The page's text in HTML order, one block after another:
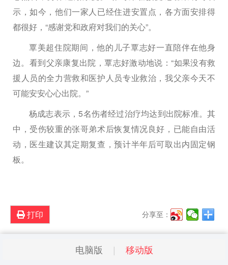
示，如今，他们一家人已经住进安置点，各方面安排得
都很好，“感谢党和政府对我们的关心”。
覃美超住院期间，他的儿子覃志好一直陪伴在他身
边。看到父亲康复出院，覃志好激动地说：“如果没有救
援人员的全力营救和医护人员专业救治，我父亲今天不
可能安安心心出院。”
杨成志表示，5名伤者经过治疗均达到出院标准。其
中，受伤较重的张哥弟术后恢复情况良好，已能自由活
动，医生建议其定期复查，预计半年后可取出内固定钢
板。
打印 分享至：
电脑版 移动版